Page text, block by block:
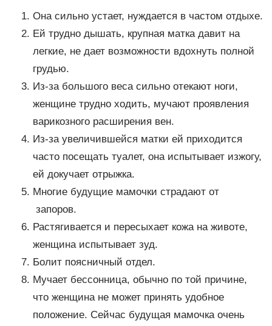
Она сильно устает, нуждается в частом отдыхе.
Ей трудно дышать, крупная матка давит на
легкие, не дает возможности вдохнуть полной
грудью.
Из-за большого веса сильно отекают ноги,
женщине трудно ходить, мучают проявления
варикозного расширения вен.
Из-за увеличившейся матки ей приходится
часто посещать туалет, она испытывает изжогу,
ей докучает отрыжка.
Многие будущие мамочки страдают от
запоров.
Растягивается и пересыхает кожа на животе,
женщина испытывает зуд.
Болит поясничный отдел.
Мучает бессонница, обычно по той причине,
что женщина не может принять удобное
положение. Сейчас будущая мамочка очень